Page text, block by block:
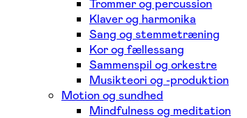
Trommer og percussion
Klaver og harmonika
Sang og stemmetræning
Kor og fællessang
Sammenspil og orkestre
Musikteori og -produktion
Motion og sundhed
Mindfulness og meditation